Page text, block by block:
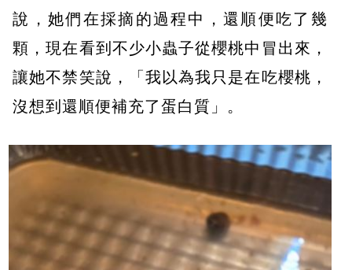
說，她們在採摘的過程中，還順便吃了幾
顆，現在看到不少小蟲子從櫻桃中冒出來，
讓她不禁笑說，「我以為我只是在吃櫻桃，
沒想到還順便補充了蛋白質」。